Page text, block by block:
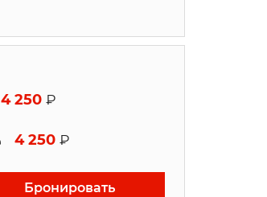
4 250 ₽
4 250 ₽
Бронировать